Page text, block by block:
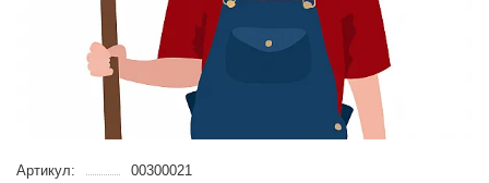
Артикул:
00300021